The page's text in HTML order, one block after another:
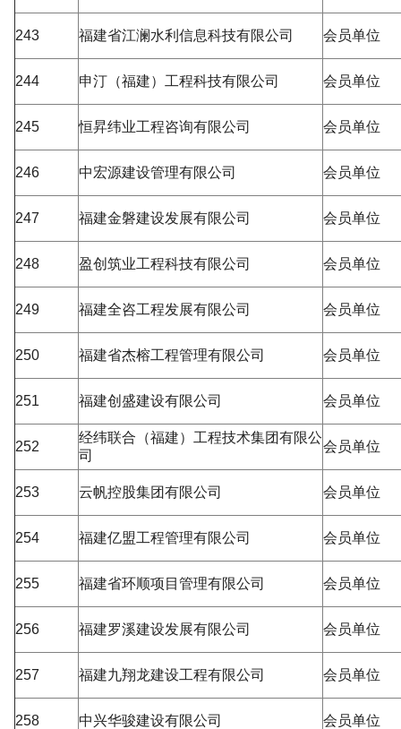
243 福建省江澜水利信息科技有限公司 会员单位
244 申汀（福建）工程科技有限公司 会员单位
245 恒昇纬业工程咨询有限公司 会员单位
246 中宏源建设管理有限公司 会员单位
247 福建金磐建设发展有限公司 会员单位
248 盈创筑业工程科技有限公司 会员单位
249 福建全咨工程发展有限公司 会员单位
250 福建省杰榕工程管理有限公司 会员单位
251 福建创盛建设有限公司 会员单位
252
经纬联合（福建）工程技术集团有限公
司
会员单位
253 云帆控股集团有限公司 会员单位
254 福建亿盟工程管理有限公司 会员单位
255 福建省环顺项目管理有限公司 会员单位
256 福建罗溪建设发展有限公司 会员单位
257 福建九翔龙建设工程有限公司 会员单位
258 中兴华骏建设有限公司 会员单位